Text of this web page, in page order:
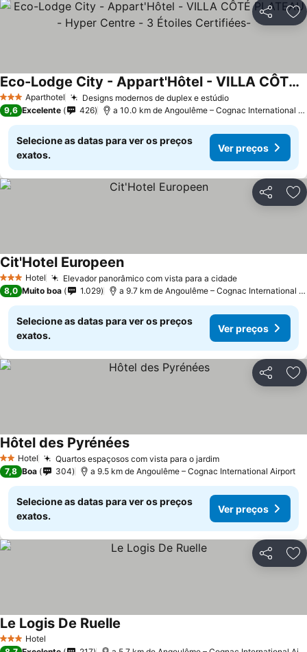
Partilhar
3 EstrelasAparthotel Designs modernos de duplex e estúdio
Eco-Lodge City - Appart'Hôtel - VILLA CÔTÉ PLATEAU - Hyper Centre - 3 Étoiles Certifiées-
9,6 Excelente 426 a 10.0 km de Angoulême – Cognac International Airport
Selecione as datas para ver os preços
exatos.
Ver preços
Partilhar
3 EstrelasHotel Elevador panorâmico com vista para a cidade
Cit'Hotel Europeen
8,0 Muito boa 1.029 a 9.7 km de Angoulême – Cognac International Airport
Selecione as datas para ver os preços
exatos.
Ver preços
Partilhar
2 Estrelas
Hotel Quartos espaçosos com vista para o jardim
Hôtel des Pyrénées
7,8 Boa 304 a 9.5 km de Angoulême – Cognac International Airport
Selecione as datas para ver os preços
exatos.
Ver preços
Partilhar
3 EstrelasHotel
Le Logis De Ruelle